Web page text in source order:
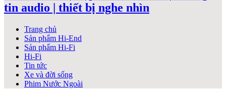
tin audio | thiết bị nghe nhìn
Trang chủ
Sản phẩm Hi-End
Sản phẩm Hi-Fi
Hi-Fi
Tin tức
Xe và đời sống
Phim Nước Ngoài